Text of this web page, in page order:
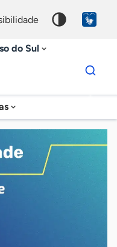
do Sul
Dados
para
chave